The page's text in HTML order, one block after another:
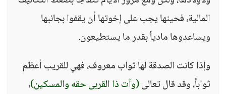
المالية، فحينها يجب على إخوتها أن يقفوا بجانبها
ويساعدوها مادياً بقدر ما يستطيعون.
وإذا كانت الصدقة لها ثواب معروف، فهي للقريب أعظم
ثواباً، وقد قال تعالى(وآت ذا القربى حقه والمسكين)،